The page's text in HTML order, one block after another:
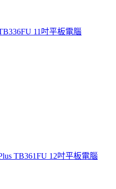
11吋平板電腦
TB361FU 12吋平板電腦